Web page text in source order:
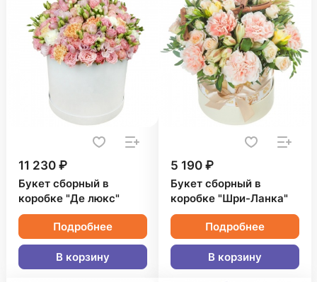
11 230 ₽
Букет сборный в
коробке "Де люкс"
Подробнее
В корзину
5 190 ₽
Букет сборный в
коробке "Шри-Ланка"
Подробнее
В корзину